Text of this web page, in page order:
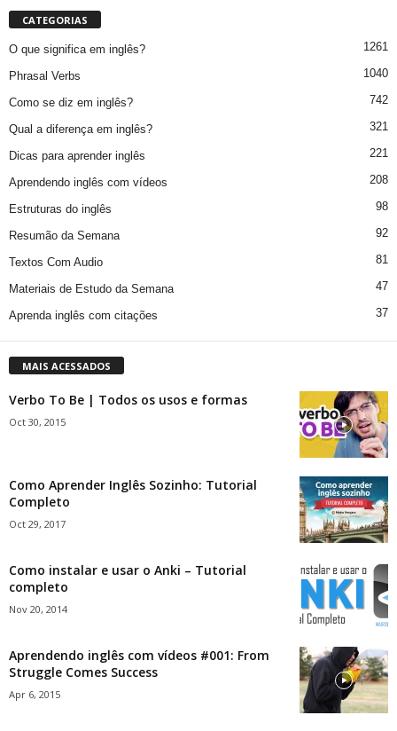
CATEGORIAS
O que significa em inglês? 1261
Phrasal Verbs 1040
Como se diz em inglês? 742
Qual a diferença em inglês? 321
Dicas para aprender inglês 221
Aprendendo inglês com vídeos 208
Estruturas do inglês 98
Resumão da Semana 92
Textos Com Audio 81
Materiais de Estudo da Semana 47
Aprenda inglês com citações 37
MAIS ACESSADOS
Verbo To Be | Todos os usos e formas
Oct 30, 2015
Como Aprender Inglês Sozinho: Tutorial
Completo
Oct 29, 2017
Como instalar e usar o Anki – Tutorial
completo
Nov 20, 2014
Aprendendo inglês com vídeos #001: From
Struggle Comes Success
Apr 6, 2015